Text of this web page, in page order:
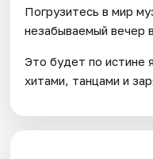
Погрузитесь в мир
незабываемый вечер
Это будет по истине
хитами, танцами и